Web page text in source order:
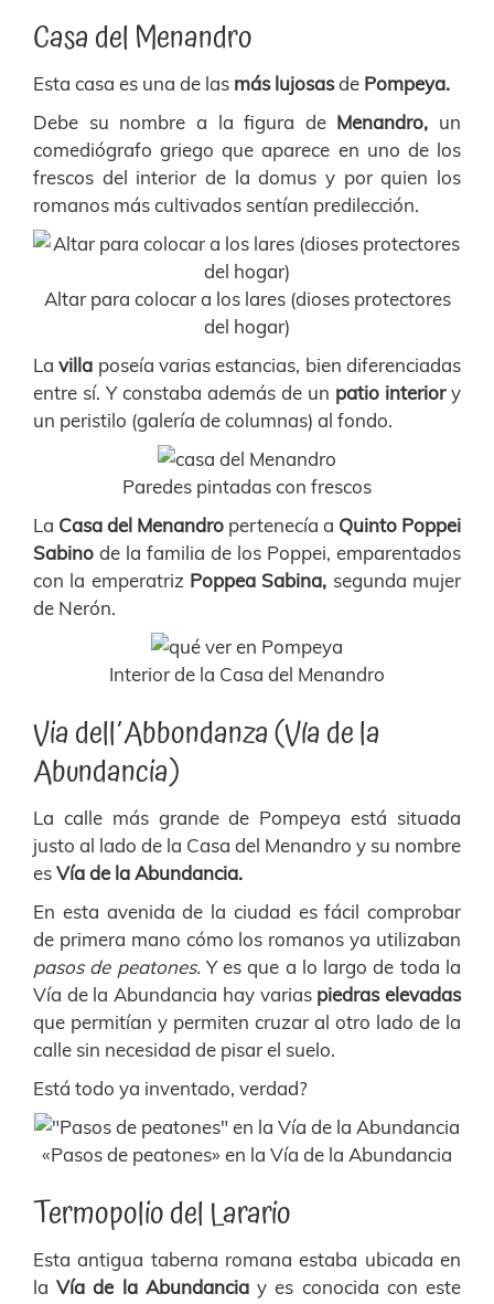
Casa del Menandro
Esta casa es una de las más lujosasde Pompeya.
Debe su nombre a la figura de Menandro, un
comediógrafo griego que aparece en uno de los
frescos del interior de la domus y por quien los
romanos más cultivados sentían predilección.
Altar para colocar a los lares (dioses protectores
del hogar)
Lavilla poseía varias estancias, bien diferenciadas
entre sí. Y constaba además de un patio interiory
un peristilo (galería de columnas) al fondo.
Paredes pintadas con frescos
La Casa del Menandro pertenecía a Quinto Poppei
Sabino de la familia de los Poppei, emparentados
con la emperatriz Poppea Sabina, segunda mujer
de Nerón.
Interior de la Casa del Menandro
Via dell´Abbondanza (Vía de la
Abundancia)
La calle más grande de Pompeya está situada
justo al lado de la Casa del Menandro y su nombre
esVía de la Abundancia.
En esta avenida de la ciudad es fácil comprobar
de primera mano cómo los romanos ya utilizaban
pasos de peatones. Y es que a lo largo de toda la
Vía de la Abundancia hay varias piedras elevadas
que permitían y permiten cruzar al otro lado de la
calle sin necesidad de pisar el suelo.
Está todo ya inventado, verdad?
«Pasos de peatones» en la Vía de la Abundancia
Termopolio del Larario
Esta antigua taberna romana estaba ubicada en
laVía de la Abundanciay es conocida con este